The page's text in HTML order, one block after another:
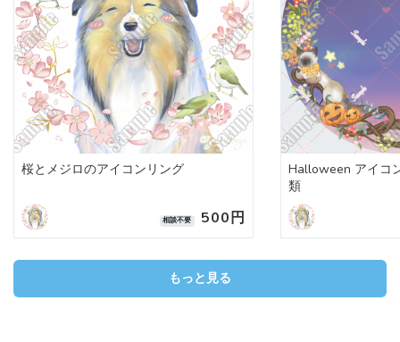
桜とメジロのアイコンリング
相談不要 500円
Halloween アイコ
類
もっと見る